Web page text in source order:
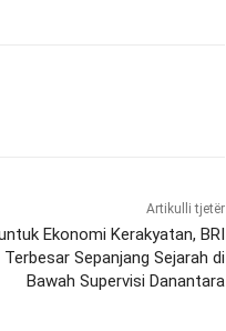
Artikulli tjetër
Ekonomi Kerakyatan, BRI
Sepanjang Sejarah di
Bawah Supervisi Danantara